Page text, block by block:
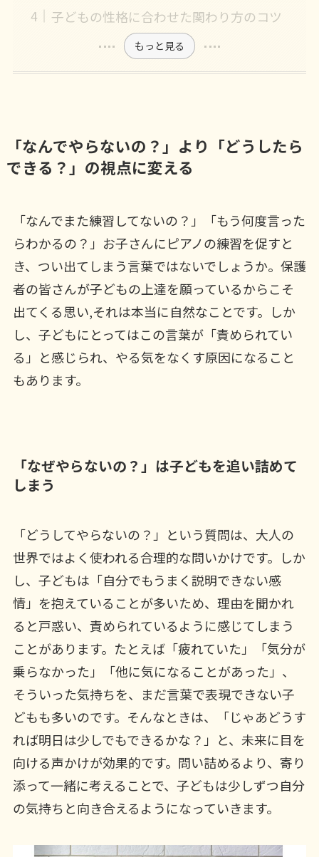
子どもの性格に合わせた関わり方のコツ
もっと見る
「なんでやらないの？」より「どうしたら
できる？」の視点に変える
「なんでまた練習してないの？」「もう何度言った
らわかるの？」お子さんにピアノの練習を促すと
き、つい出てしまう言葉ではないでしょうか。保護
者の皆さんが子どもの上達を願っているからこそ
出てくる思い,それは本当に自然なことです。しか
し、子どもにとってはこの言葉が「責められてい
る」と感じられ、やる気をなくす原因になること
もあります。
「なぜやらないの？」は子どもを追い詰めて
しまう
「どうしてやらないの？」という質問は、大人の
世界ではよく使われる合理的な問いかけです。しか
し、子どもは「自分でもうまく説明できない感
情」を抱えていることが多いため、理由を聞かれ
ると戸惑い、責められているように感じてしまう
ことがあります。たとえば「疲れていた」「気分が
乗らなかった」「他に気になることがあった」、
そういった気持ちを、まだ言葉で表現できない子
どもも多いのです。そんなときは、「じゃあどうす
れば明日は少しでもできるかな？」と、未来に目を
向ける声かけが効果的です。問い詰めるより、寄り
添って一緒に考えることで、子どもは少しずつ自分
の気持ちと向き合えるようになっていきます。